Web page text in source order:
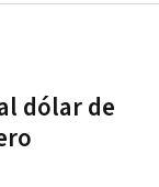
dólar de